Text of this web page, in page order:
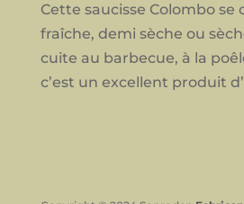
Cette saucisse Colombo se
fraîche, demi sèche ou
cuite au barbecue, à la
c’est un excellent produit